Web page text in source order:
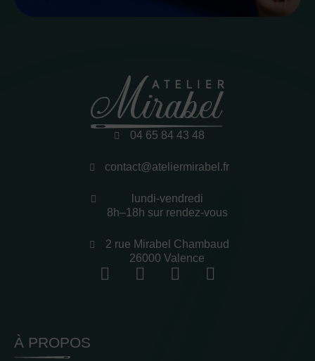
04 65 84 43 48
contact@ateliermirabel.fr
lundi-vendredi
8h–18h sur rendez-vous
2 rue Mirabel Chambaud
26000 Valence
À PROPOS